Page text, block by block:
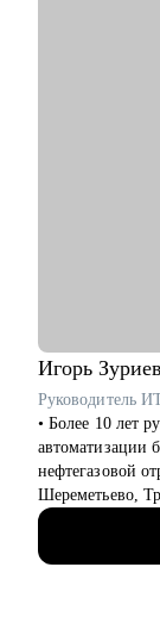
Игорь Зуриев
• Более 10 лет
автоматизации
нефтегазовой
Шереметьево,
• Принимал
разработке
• Руковожу